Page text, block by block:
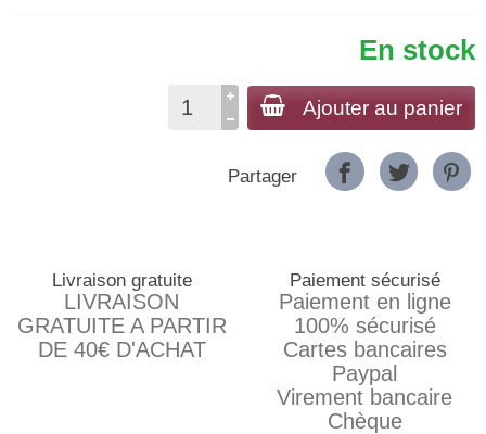
En stock
Ajouter au panier
Partager
Livraison gratuite
LIVRAISON
GRATUITE A PARTIR
DE 40€ D'ACHAT
Paiement sécurisé
Paiement en ligne
100% sécurisé
Cartes bancaires
Paypal
Virement bancaire
Chèque